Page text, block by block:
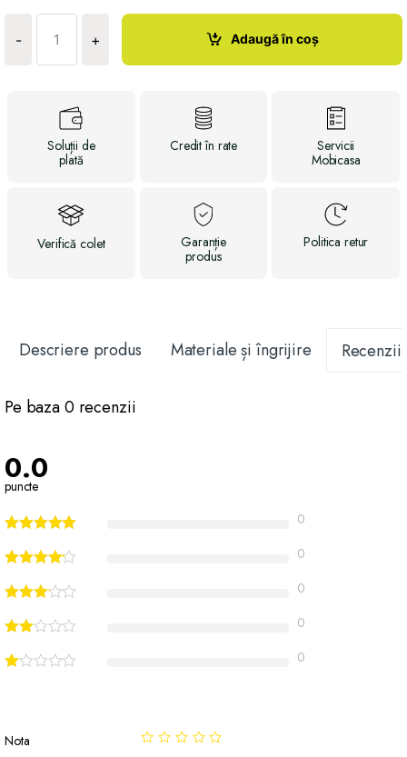
-
Cantitate
Noptieră
Asgard
+ Adaugă în coș
Soluții de
plată
Creditîn rate
Servicii
Mobicasa
Verificăcolet
Garanție
produs
Politicaretur
Descriere produs Materiale și îngrijire Recenzii
Pe baza 0 recenzii
0.0
puncte
0
0
0
0
0
Nota